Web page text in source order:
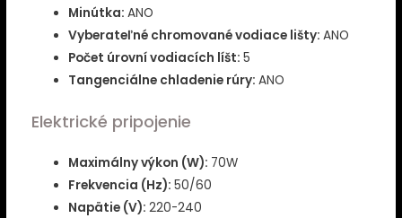
Minútka: ANO
Vyberateľné chromované vodiace lišty: ANO
Počet úrovní vodiacích líšt: 5
Tangenciálne chladenie rúry: ANO
Elektrické pripojenie
Maximálny výkon (W): 70W
Frekvencia (Hz): 50/60
Napätie (V): 220-240